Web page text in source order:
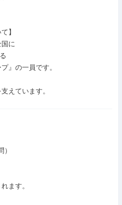
】
に
』の一員です。
えています。
ます。